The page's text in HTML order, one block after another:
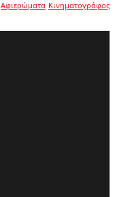
Αφιερώματα Κινηματογράφος